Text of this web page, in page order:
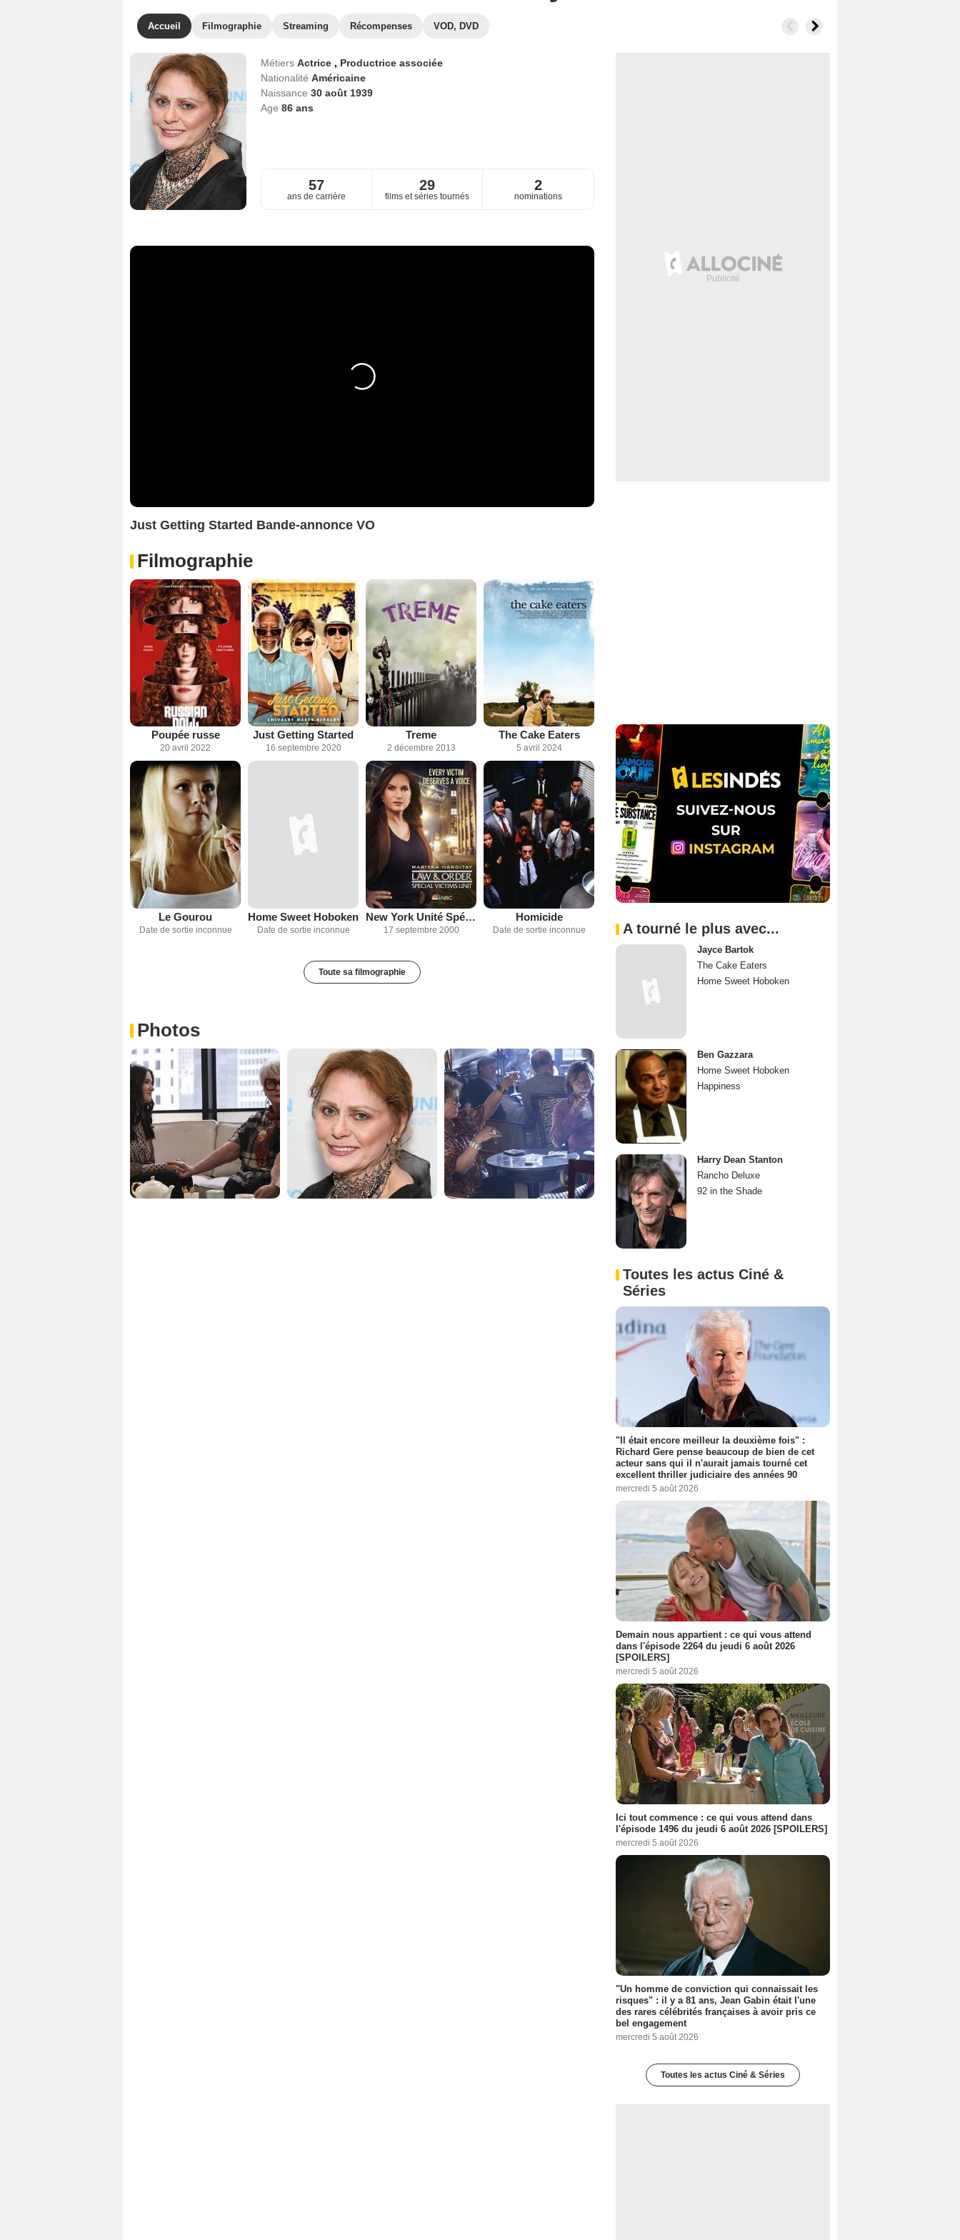
Accueil Filmographie Streaming Récompenses VOD, DVD
Métiers Actrice , Productrice associée
Nationalité Américaine
Naissance 30 août 1939
Age 86ans
57
ans de carrière
29
films et séries tournés
2
nominations
Just Getting Started Bande-annonce VO
Filmographie
Poupée russe
20 avril 2022
Just Getting Started
16 septembre 2020
Treme
2 décembre 2013
The Cake Eaters
5 avril 2024
Le Gourou
Date de sortie inconnue
Home Sweet Hoboken
Date de sortie inconnue
New York Unité Spéciale
17 septembre 2000
Homicide
Date de sortie inconnue
Toute sa filmographie
Photos
A tourné le plus avec...
Jayce Bartok
The Cake Eaters
Home Sweet Hoboken
Ben Gazzara
Home Sweet Hoboken
Happiness
Harry Dean Stanton
Rancho Deluxe
92 in the Shade
Toutes les actus Ciné &
Séries
"Il était encore meilleur la deuxième fois" :
Richard Gere pense beaucoup de bien de cet
acteur sans qui il n'aurait jamais tourné cet
excellent thriller judiciaire des années 90
mercredi 5 août 2026
Demain nous appartient : ce qui vous attend
dans l'épisode 2264 du jeudi 6 août 2026
[SPOILERS]
mercredi 5 août 2026
Ici tout commence : ce qui vous attend dans
l'épisode 1496 du jeudi 6 août 2026 [SPOILERS]
mercredi 5 août 2026
"Un homme de conviction qui connaissait les
risques" : il y a 81 ans, Jean Gabin était l'une
des rares célébrités françaises à avoir pris ce
bel engagement
mercredi 5 août 2026
Toutes les actus Ciné & Séries